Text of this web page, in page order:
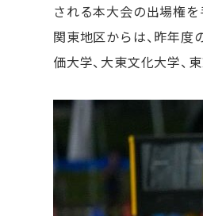
される本大会の出場権を
関東地区からは、昨年度
価大学、大東文化大学、